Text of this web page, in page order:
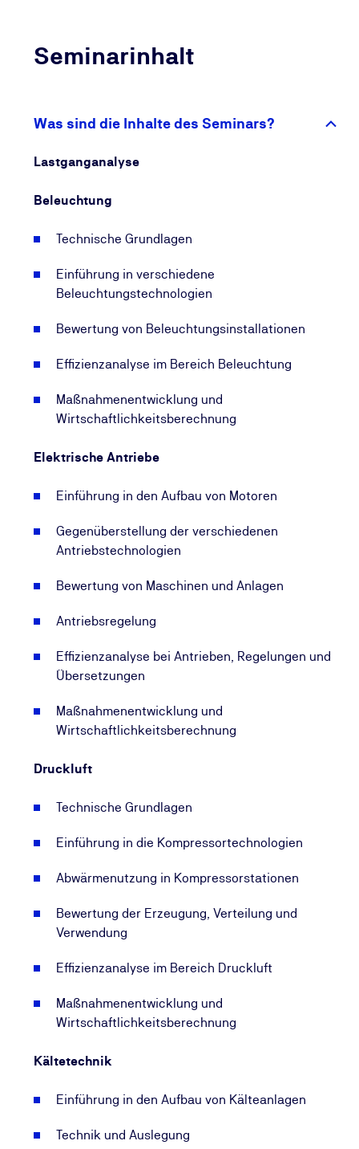
(TÜV) nach dem Besuch beider Teile mit einer
hohen Anspruch der DAkkS (Deutsche
akkreditierten Bereich folgen!
Seminarinhalt
Was sind die Inhalte des Seminars?
Lastganganalyse
Beleuchtung
Technische Grundlagen
Einführung in verschiedene
Beleuchtungstechnologien
Bewertung von Beleuchtungsinstallationen
Effizienzanalyse im Bereich Beleuchtung
Maßnahmenentwicklung und
Wirtschaftlichkeitsberechnung
Elektrische Antriebe
Einführung in den Aufbau von Motoren
Gegenüberstellung der verschiedenen
Antriebstechnologien
Bewertung von Maschinen und Anlagen
Antriebsregelung
Effizienzanalyse bei Antrieben, Regelungen und
Übersetzungen
Maßnahmenentwicklung und
Wirtschaftlichkeitsberechnung
Druckluft
Technische Grundlagen
Einführung in die Kompressortechnologien
Abwärmenutzung in Kompressorstationen
Bewertung der Erzeugung, Verteilung und
Verwendung
Effizienzanalyse im Bereich Druckluft
Maßnahmenentwicklung und
Wirtschaftlichkeitsberechnung
Kältetechnik
Einführung in den Aufbau von Kälteanlagen
Technik und Auslegung